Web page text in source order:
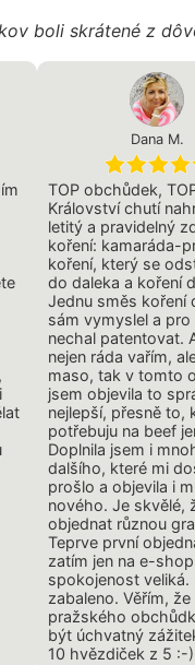
boli skrátené z
Dana M.
TOP obchůdek,
Království chutí
letitý a pravidelný
koření: kamaráda-
koření, který se
do daleka a koření
Jednu směs koření
sám vymyslel a
nechal patentovat.
nejen ráda vařím,
maso, tak v tomto
jsem objevila to
nejlepší, přesně to,
potřebuju na beef
Doplnila jsem i
dalšího, které mi
prošlo a objevila i
nového. Je skvělé,
objednat různou
Teprve první
zatím jen na e-
spokojenost veliká.
zabaleno. Věřím,
pražského
být úchvatný
10 hvězdiček z 5 :-)